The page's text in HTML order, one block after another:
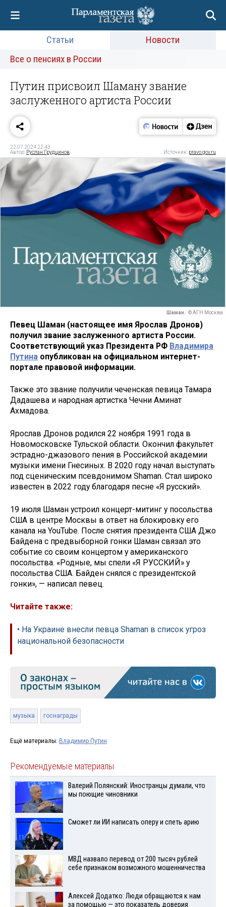
Статьи
Новости
Все о пенсиях в России
Путин присвоил Шаману звание
заслуженного артиста России
22.07.2024 22:43
Автор: Руслан Грудцинов Источник: pravo.gov.ru
Шаман. © АГН Москва
Певец Шаман (настоящее имя Ярослав Дронов)
получил звание заслуженного артиста России.
Соответствующий указ Президента РФ Владимира
Путина опубликован на официальном интернет-
портале правовой информации.
Также это звание получили чеченская певица Тамара
Дадашева и народная артистка Чечни Аминат
Ахмадова.
Ярослав Дронов родился 22 ноября 1991 года в
Новомосковске Тульской области. Окончил факультет
эстрадно-джазового пения в Российской академии
музыки имени Гнесиных. В 2020 году начал выступать
под сценическим псевдонимом Shaman. Стал широко
известен в 2022 году благодаря песне «Я русский».
19 июля Шаман устроил концерт-митинг у посольства
США в центре Москвы в ответ на блокировку его
канала на YouTube. После снятия президента США Джо
Байдена с предвыборной гонки Шаман связал это
событие со своим концертом у американского
посольства. «Родные, мы спели «Я РУССКИЙ» у
посольства США. Байден снялся с президентской
гонки», — написал певец.
Читайте также:
• На Украине внесли певца Shaman в список угроз
национальной безопасности
музыка госнаграды
Ещё материалы: Владимир Путин
Рекомендуемые материалы
Валерий Полянский: Иностранцы думали, что
мы поющие чиновники
Сможет ли ИИ написать оперу и спеть арию
МВД назвало перевод от 200 тысяч рублей
себе признаком возможного мошенничества
Алексей Додатко: Люди обращаются к нам
за помощью — это показатель доверия